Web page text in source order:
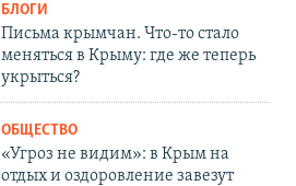
БЛОГИ
Письма крымчан. Что-то стало
меняться в Крыму: где же теперь
укрыться?
ОБЩЕСТВО
«Угроз не видим»: в Крым на
отдых и оздоровление завезут